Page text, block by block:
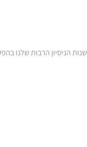
שנות הניסיון הרבות שלנו